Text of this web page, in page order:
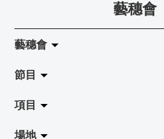
19-08-2014
13-08-2014
05-08-2014
The Fringe Club upholds and supports
藝穗會
藝穗會
關於藝穗會
藝穗會的演化
使命與宗旨
節目
拉闊
展覽
項目
Jazz-Go-Central, Jazz-Go-Fringe
場地